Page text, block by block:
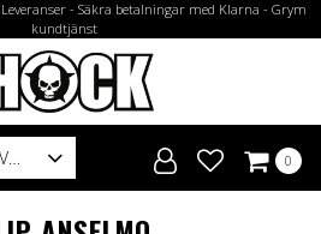
- Säkra betalningar med Klarna - Grym
kundtjänst
SV 0